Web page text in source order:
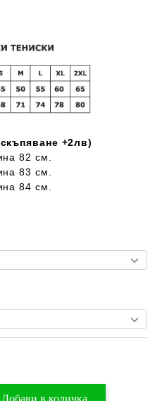
+2лв)
82 см.
83 см.
84 см.